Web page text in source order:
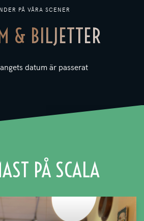
PÅ VÅRA SCENER
& BILJETTER
datum är passerat
PÅ SCALA